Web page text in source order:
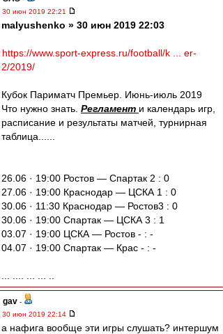
30 июн 2019 22:21
malyushenko » 30 июн 2019 22:03
https://www.sport-express.ru/football/k ... er-
2/2019/
Кубок Париматч Премьер. Июнь-июль 2019
Что нужно знать. Регламент и календарь игр,
расписание и результаты матчей, турнирная
таблица......
26.06 · 19:00 Ростов — Спартак 2 : 0
27.06 · 19:00 Краснодар — ЦСКА 1 : 0
30.06 · 11:30 Краснодар — Ростов3 : 0
30.06 · 19:00 Спартак — ЦСКА 3 : 1
03.07 · 19:00 ЦСКА — Ростов - : -
04.07 · 19:00 Спартак — Крас - : -
gav -
30 июн 2019 22:14
а нафига вообще эти игры слушать? интершум